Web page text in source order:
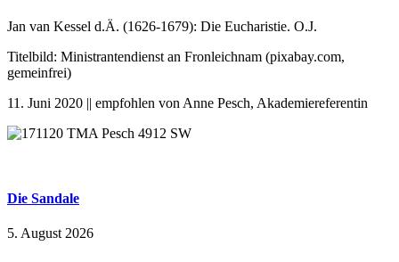
Jan van Kessel d.Ä. (1626-1679): Die Eucharistie. O.J.
Titelbild: Ministrantendienst an Fronleichnam (pixabay.com,
gemeinfrei)
11. Juni 2020 || empfohlen von Anne Pesch, Akademiereferentin
Die Sandale
5. August 2026